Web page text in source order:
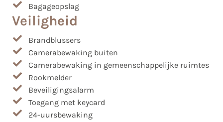
Bagageopslag
Veiligheid
Brandblussers
Camerabewaking buiten
Camerabewaking in gemeenschappelijke ruimtes
Rookmelder
Beveiligingsalarm
Toegang met keycard
24-uursbewaking